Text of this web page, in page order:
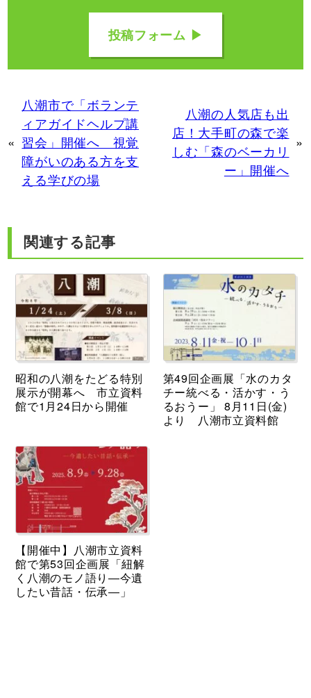
投稿フォーム ▶
«
八潮市で「ボランテ
ィアガイドヘルプ講
習会」開催へ 視覚
障がいのある方を支
える学びの場
八潮の人気店も出
店！大手町の森で楽
しむ「森のベーカリ
ー」開催へ
»
関連する記事
昭和の八潮をたどる特別
展示が開幕へ 市立資料
館で1月24日から開催
第49回企画展「水のカタ
チー統べる・活かす・う
るおうー」 8月11日(金)
より 八潮市立資料館
【開催中】八潮市立資料
館で第53回企画展「紐解
く八潮のモノ語り―今遺
したい昔話・伝承―」